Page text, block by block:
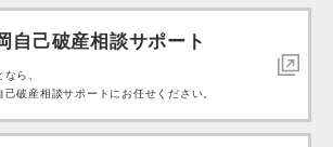
自己破産相談サポート
ら、
破産相談サポートにお任せください。